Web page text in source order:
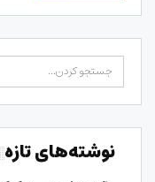
نوشته‌های تازه